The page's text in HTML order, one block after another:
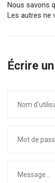
Nous savons
Les autres ne
Écrire